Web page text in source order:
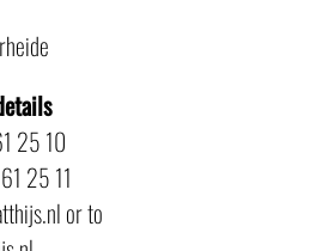
25 10
25 11
or to